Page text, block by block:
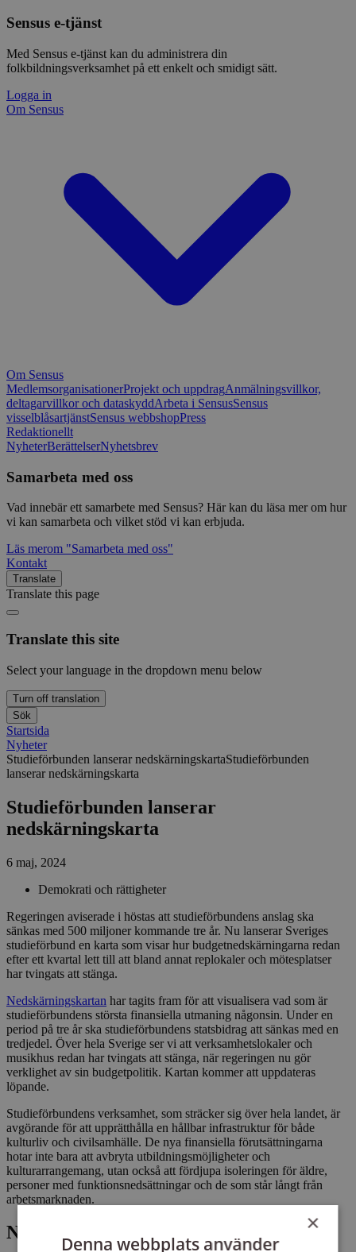
Sensus e-tjänst
Med Sensus e-tjänst kan du administrera din
folkbildningsverksamhet på ett enkelt och smidigt sätt.
Logga in
Om Sensus
Om Sensus
MedlemsorganisationerProjekt och uppdragAnmälningsvillkor,
deltagarvillkor och dataskyddArbeta i SensusSensus
visselblåsartjänstSensus webbshopPress
Redaktionellt
NyheterBerättelserNyhetsbrev
Samarbeta med oss
Vad innebär ett samarbete med Sensus? Här kan du läsa mer om hur
vi kan samarbeta och vilket stöd vi kan erbjuda.
Läs merom "Samarbeta med oss"
Kontakt
Translate
Translate this page
Translate this site
Select your language in the dropdown menu below
Turn off translation
Sök
Startsida
Nyheter
Studieförbunden lanserar nedskärningskartaStudieförbunden
lanserar nedskärningskarta
Studieförbunden lanserar
nedskärningskarta
6 maj, 2024
Demokrati och rättigheter
Regeringen aviserade i höstas att studieförbundens anslag ska
sänkas med 500 miljoner kommande tre år. Nu lanserar Sveriges
studieförbund en karta som visar hur budgetnedskärningarna redan
efter ett kvartal lett till att bland annat replokaler och mötesplatser
har tvingats att stänga.
Nedskärningskartan har tagits fram för att visualisera vad som är
studieförbundens största finansiella utmaning någonsin. Under en
period på tre år ska studieförbundens statsbidrag att sänkas med en
tredjedel. Över hela Sverige ser vi att verksamhetslokaler och
musikhus redan har tvingats att stänga, när regeringen nu gör
verklighet av sin budgetpolitik. Kartan kommer att uppdateras
löpande.
Studieförbundens verksamhet, som sträcker sig över hela landet, är
avgörande för att upprätthålla en hållbar infrastruktur för både
kulturliv och civilsamhälle. De nya finansiella förutsättningarna
hotar inte bara att avbryta utbildningsmöjligheter och
kulturarrangemang, utan också att fördjupa isoleringen för äldre,
personer med funktionsnedsättningar och de som står långt från
arbetsmarknaden.
Namninsamling mot nedskärningarna
×
Denna webbplats använder